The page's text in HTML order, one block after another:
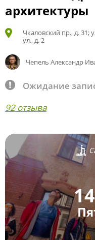
архитектуры
Чкаловский пр., д. 31;
ул., д. 2
Чепель Александр
Ожидание
92 отзыва